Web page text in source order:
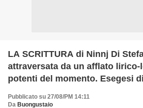
LA SCRITTURA di Ninnj Di
attraversata da un afflato
potenti del momento. Esegesi
Pubblicato su 27/08/PM 14:11
Da Buongustaio